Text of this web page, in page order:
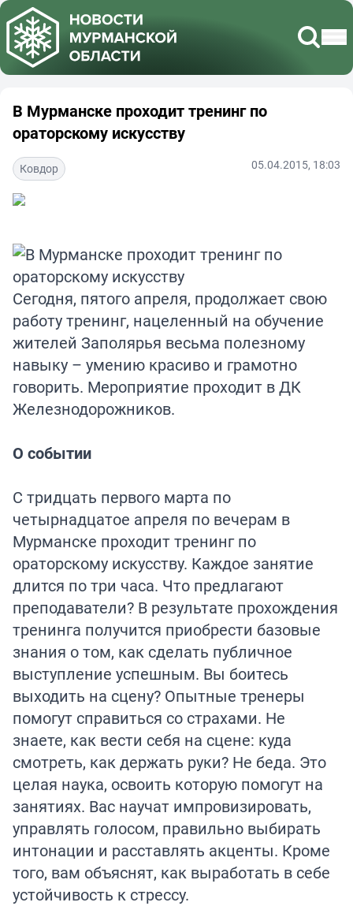
В Мурманске проходит тренинг по
ораторскому искусству
Ковдор 05.04.2015, 18:03
Сегодня, пятого апреля, продолжает свою
работу тренинг, нацеленный на обучение
жителей Заполярья весьма полезному
навыку – умению красиво и грамотно
говорить. Мероприятие проходит в ДК
Железнодорожников.
О событии
С тридцать первого марта по
четырнадцатое апреля по вечерам в
Мурманске проходит тренинг по
ораторскому искусству. Каждое занятие
длится по три часа. Что предлагают
преподаватели? В результате прохождения
тренинга получится приобрести базовые
знания о том, как сделать публичное
выступление успешным. Вы боитесь
выходить на сцену? Опытные тренеры
помогут справиться со страхами. Не
знаете, как вести себя на сцене: куда
смотреть, как держать руки? Не беда. Это
целая наука, освоить которую помогут на
занятиях. Вас научат импровизировать,
управлять голосом, правильно выбирать
интонации и расставлять акценты. Кроме
того, вам объяснят, как выработать в себе
устойчивость к стрессу.